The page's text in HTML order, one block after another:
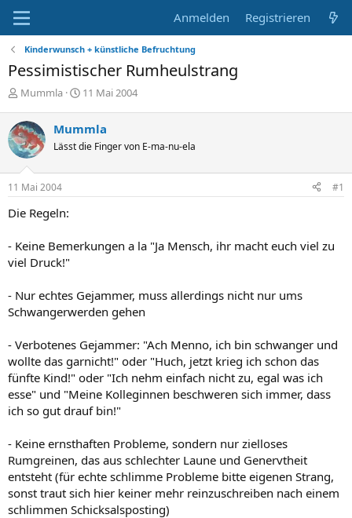
Anmelden Registrieren
Kinderwunsch + künstliche Befruchtung
Pessimistischer Rumheulstrang
E
s
t
e
l
l
e
Mummla
E
t
e
l
11 Mai 2004
Mummla
Lässt die Finger von E-ma-nu-ela
11 Mai 2004 #1
Die Regeln:
- Keine Bemerkungen a la "Ja Mensch, ihr macht euch viel zu
viel Druck!"
- Nur echtes Gejammer, muss allerdings nicht nur ums
Schwangerwerden gehen
- Verbotenes Gejammer: "Ach Menno, ich bin schwanger und
wollte das garnicht!" oder "Huch, jetzt krieg ich schon das
fünfte Kind!" oder "Ich nehm einfach nicht zu, egal was ich
esse" und "Meine Kolleginnen beschweren sich immer, dass
ich so gut drauf bin!"
- Keine ernsthaften Probleme, sondern nur zielloses
Rumgreinen, das aus schlechter Laune und Genervtheit
entsteht (für echte schlimme Probleme bitte eigenen Strang,
sonst traut sich hier keiner mehr reinzuschreiben nach einem
schlimmen Schicksalsposting)